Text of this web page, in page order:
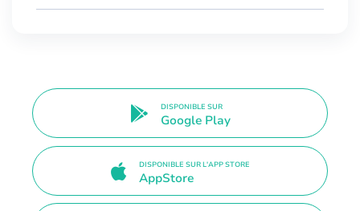
DISPONIBLE SUR
Google Play
DISPONIBLE SUR L'APP STORE
AppStore